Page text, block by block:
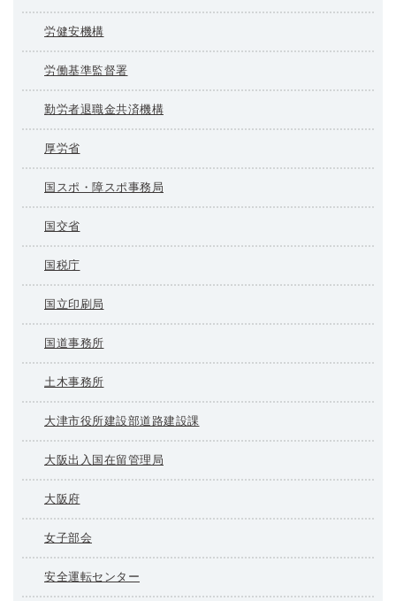
労健安機構
労働基準監督署
勤労者退職金共済機構
厚労省
国スポ・障スポ事務局
国交省
国税庁
国立印刷局
国道事務所
土木事務所
大津市役所建設部道路建設課
大阪出入国在留管理局
大阪府
女子部会
安全運転センター